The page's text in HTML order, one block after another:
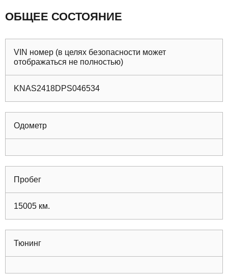
ОБЩЕЕ СОСТОЯНИЕ
VIN номер (в целях безопасности может
отображаться не полностью)
KNAS2418DPS046534
Одометр
Пробег
15005 км.
Тюнинг